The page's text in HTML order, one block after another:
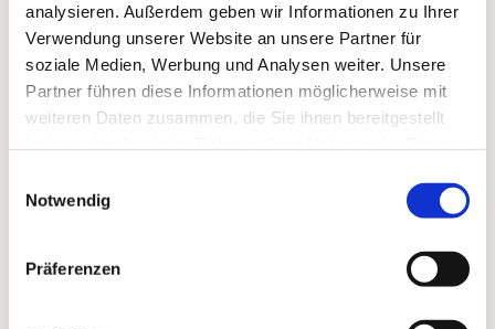
analysieren. Außerdem geben wir Informationen zu Ihrer
Verwendung unserer Website an unsere Partner für
soziale Medien, Werbung und Analysen weiter. Unsere
Partner führen diese Informationen möglicherweise mit
weiteren Daten zusammen, die Sie ihnen bereitgestellt
Notwendig
Präferenzen
Dies könnte Sie auch interessieren